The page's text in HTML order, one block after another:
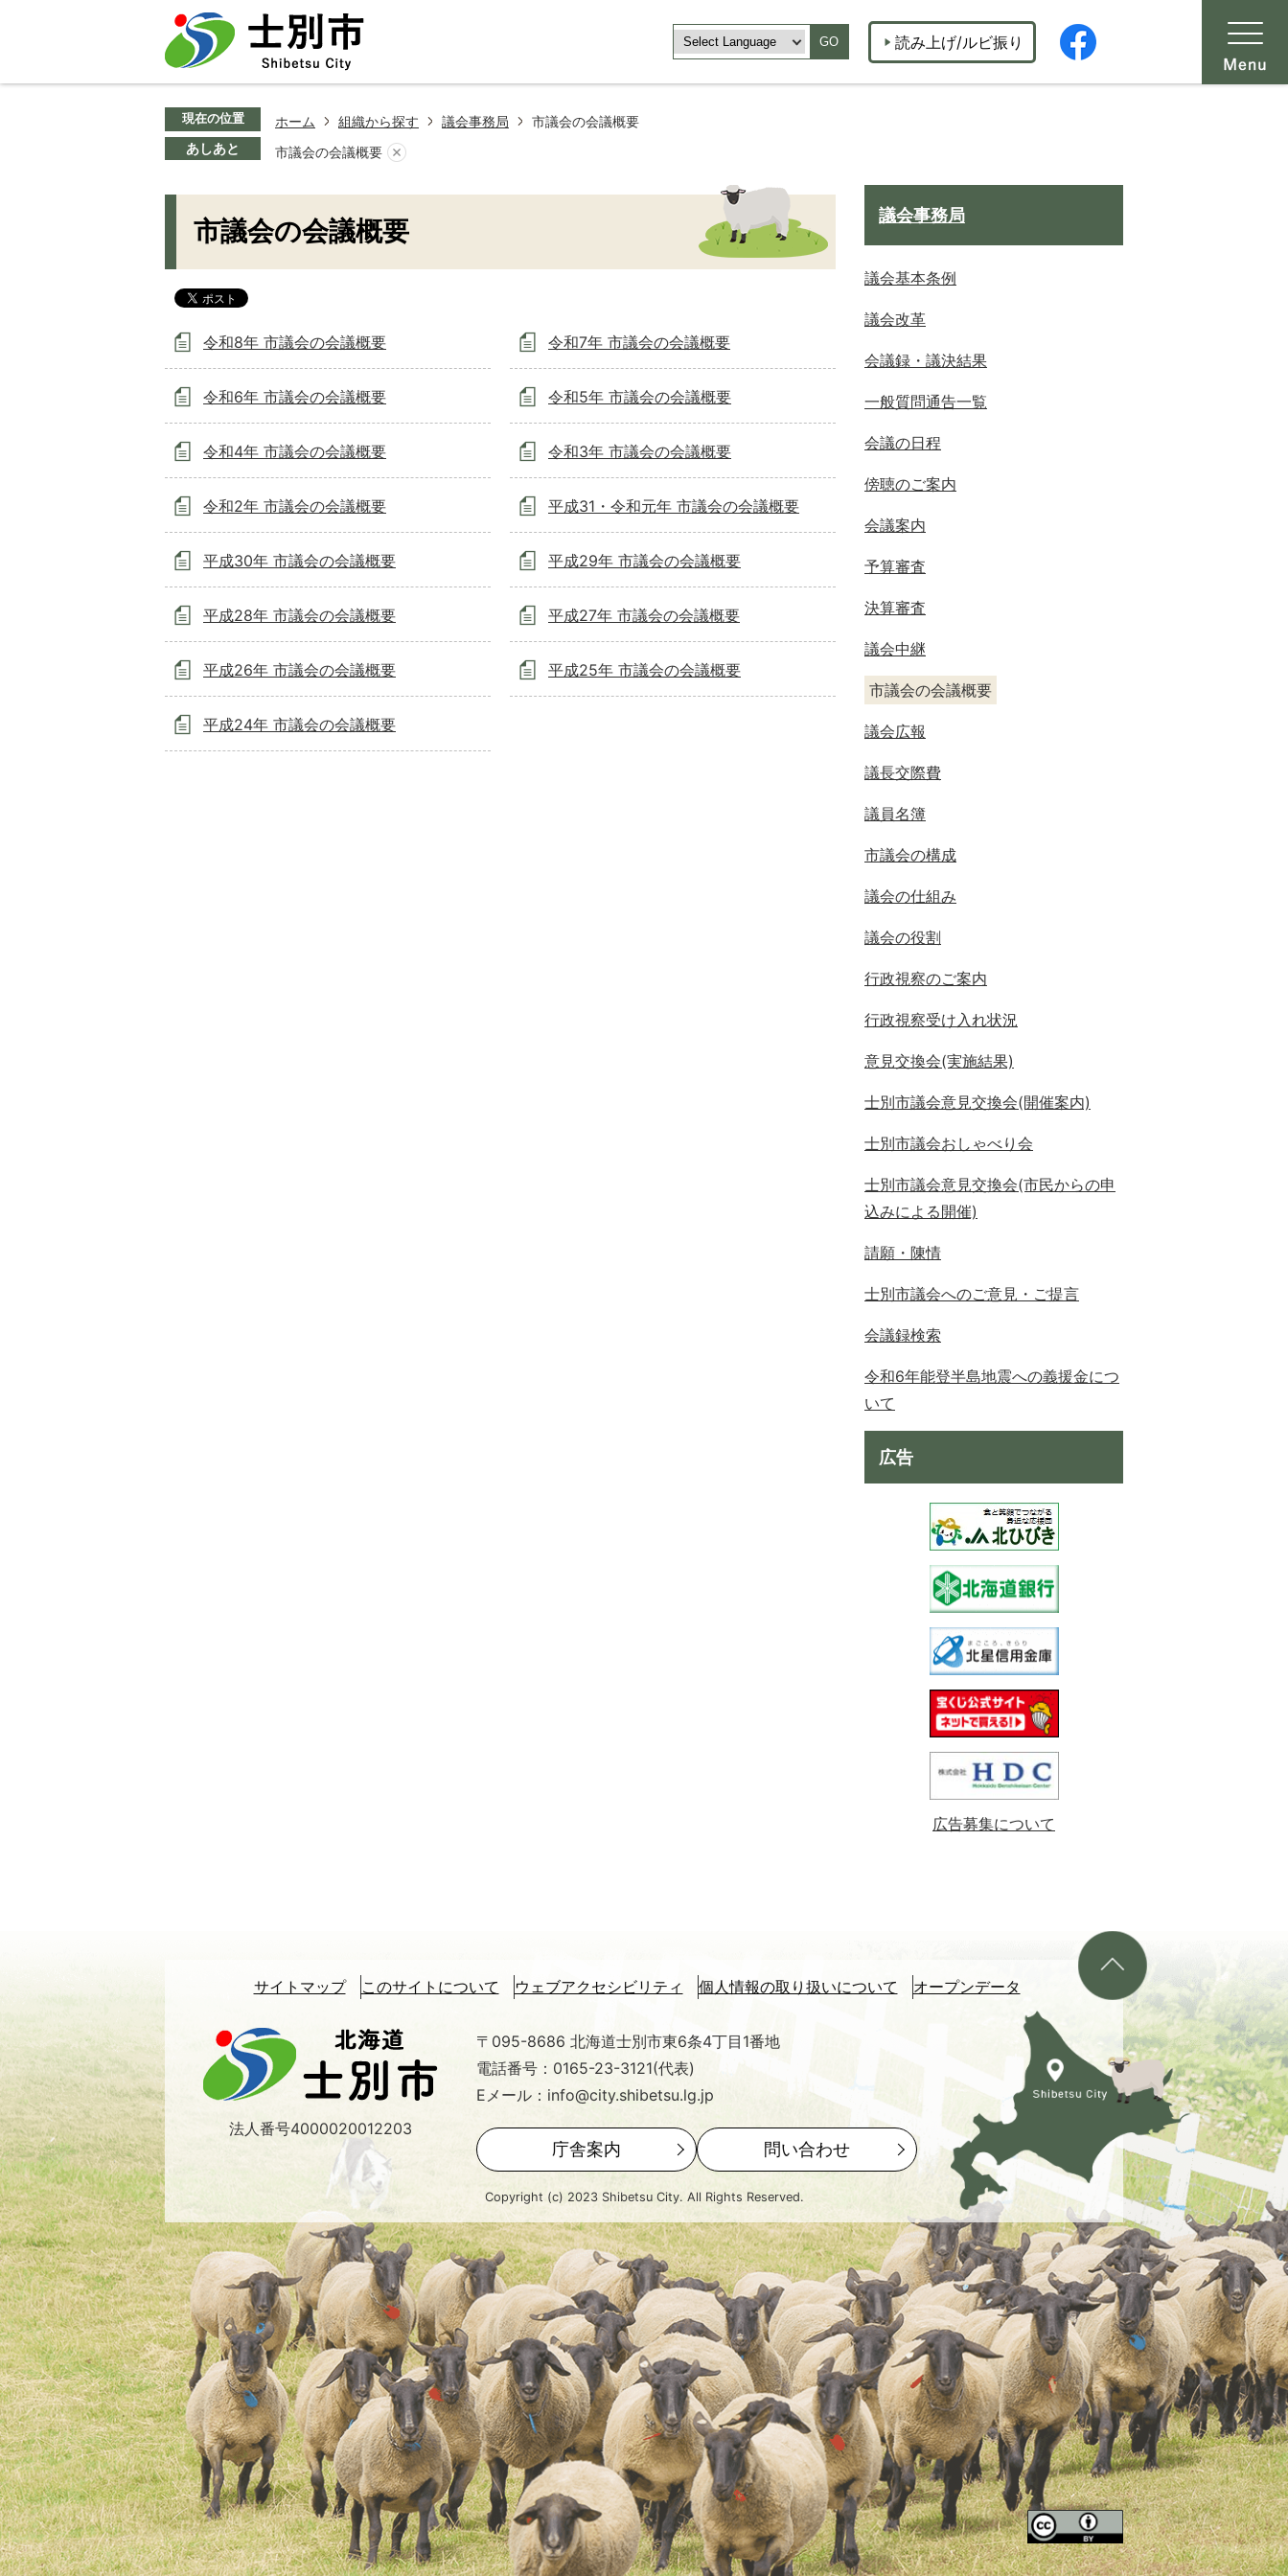
GO 読み上げ/ルビ振り
現在の位置 ホーム 組織から探す 議会事務局 市議会の会議概要
あしあと 市議会の会議概要
市議会の会議概要
令和8年 市議会の会議概要 令和7年 市議会の会議概要
令和6年 市議会の会議概要 令和5年 市議会の会議概要
令和4年 市議会の会議概要 令和3年 市議会の会議概要
令和2年 市議会の会議概要 平成31・令和元年 市議会の会議概要
平成30年 市議会の会議概要 平成29年 市議会の会議概要
平成28年 市議会の会議概要 平成27年 市議会の会議概要
平成26年 市議会の会議概要 平成25年 市議会の会議概要
平成24年 市議会の会議概要
議会事務局
議会基本条例
議会改革
会議録・議決結果
一般質問通告一覧
会議の日程
傍聴のご案内
会議案内
予算審査
決算審査
議会中継
市議会の会議概要
議会広報
議長交際費
議員名簿
市議会の構成
議会の仕組み
議会の役割
行政視察のご案内
行政視察受け入れ状況
意見交換会(実施結果)
士別市議会意見交換会(開催案内)
士別市議会おしゃべり会
士別市議会意見交換会(市民からの申
込みによる開催)
請願・陳情
士別市議会へのご意見・ご提言
会議録検索
令和6年能登半島地震への義援金につ
いて
広告
広告募集について
サイトマップ このサイトについて ウェブアクセシビリティ 個人情報の取り扱いについて オープンデータ
北
海
道
士
法人番号4000020012203
〒095-8686 北海道士別市東6条4丁目1番地
電話番号：0165-23-3121(代表)
Eメール：info@city.shibetsu.lg.jp
庁舎案内 問い合わせ
Copyright (c) 2023 Shibetsu City. All Rights Reserved.